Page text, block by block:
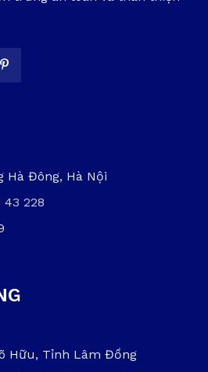
Hà Đông, Hà Nội
43 228
Hữu, Tỉnh Lâm Đồng